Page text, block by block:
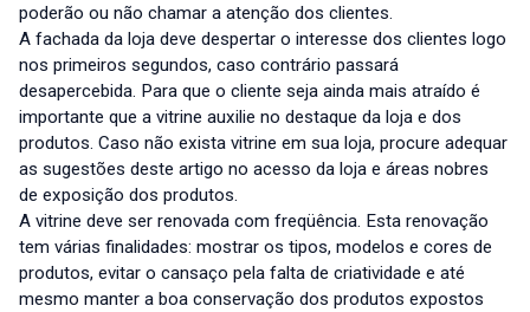
poderão ou não chamar a atenção dos clientes.
A fachada da loja deve despertar o interesse dos clientes logo
nos primeiros segundos, caso contrário passará
desapercebida. Para que o cliente seja ainda mais atraído é
importante que a vitrine auxilie no destaque da loja e dos
produtos. Caso não exista vitrine em sua loja, procure adequar
as sugestões deste artigo no acesso da loja e áreas nobres
de exposição dos produtos.
A vitrine deve ser renovada com freqüência. Esta renovação
tem várias finalidades: mostrar os tipos, modelos e cores de
produtos, evitar o cansaço pela falta de criatividade e até
mesmo manter a boa conservação dos produtos expostos